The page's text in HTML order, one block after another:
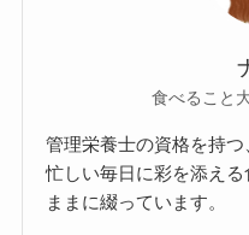
食べること
管理栄養士の資格を持つ
忙しい毎日に彩を添え
ままに綴っています。